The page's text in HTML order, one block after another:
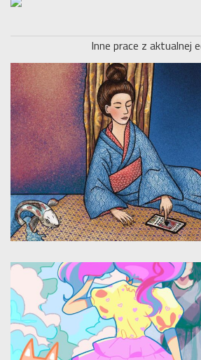
Inne prace z aktualnej